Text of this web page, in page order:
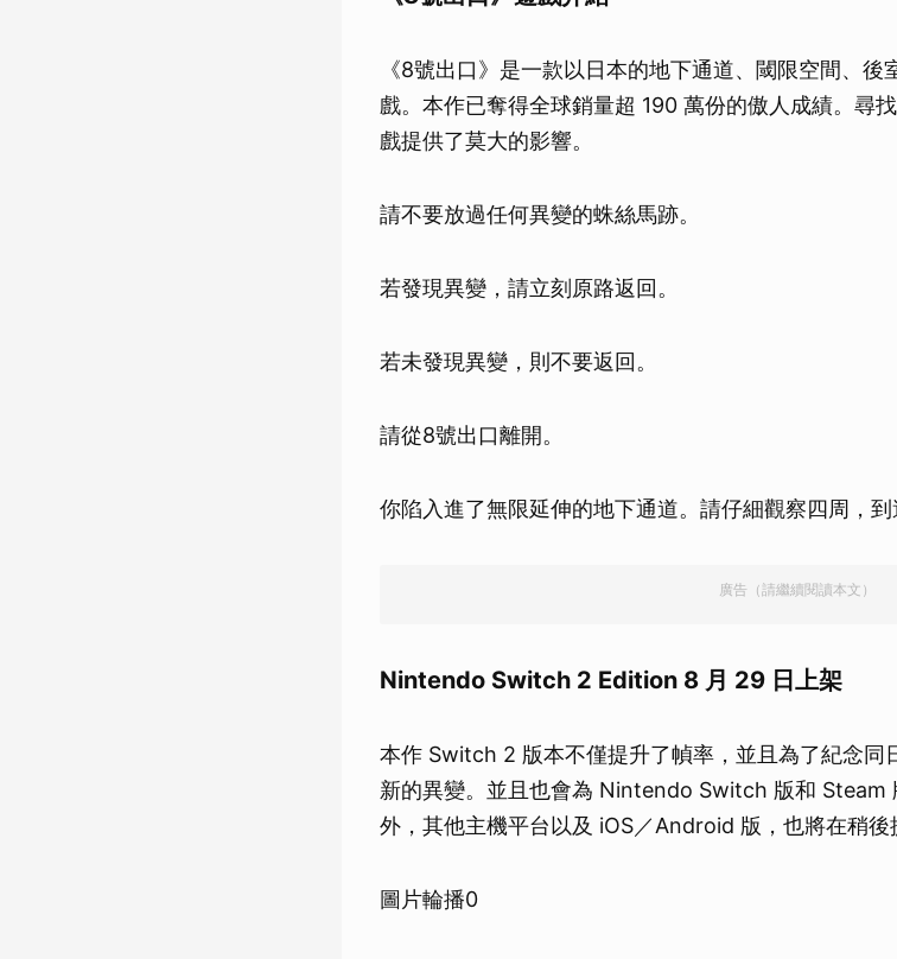
《8號出口》是一款以日本的地下通道、閾限空間、
戲。本作已奪得全球銷量超 190 萬份的傲人成績。尋
戲提供了莫大的影響。
請不要放過任何異變的蛛絲馬跡。
若發現異變，請立刻原路返回。
若未發現異變，則不要返回。
請從8號出口離開。
你陷入進了無限延伸的地下通道。請仔細觀察四周，到
廣告（請繼續閱讀本文）
Nintendo Switch 2 Edition 8 月 29 日上架
本作 Switch 2 版本不僅提升了幀率，並且為了紀念同
新的異變。並且也會為 Nintendo Switch 版和 Steam
外，其他主機平台以及 iOS／Android 版，也將在稍後
圖片輪播0